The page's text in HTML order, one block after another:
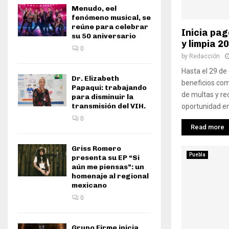
Inicia
y limpia
by Redacción
Hasta el 29
beneficios
de multas y
oportunidad
Read more
Puebla
Menudo, eel
fenómeno musical, se
reúne para celebrar
su 50 aniversario
0
Dr. Elizabeth
Papaqui: trabajando
para disminuir la
transmisión del VIH.
0
Griss Romero
presenta su EP “Si
aún me piensas”: un
homenaje al regional
mexicano
0